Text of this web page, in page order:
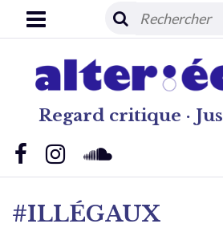
Regard critique ·
#ILLÉGAUX